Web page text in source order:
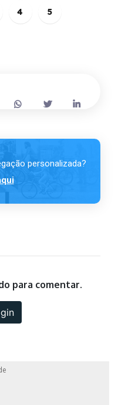
4 5
personalizada?
para comentar.